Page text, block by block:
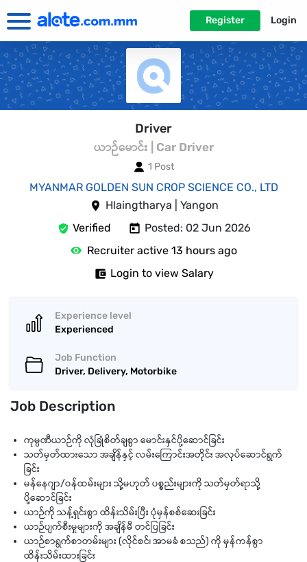
Register Login
Driver
ယာဉ်မောင်း | Car Driver
1 Post
MYANMAR GOLDEN SUN CROP SCIENCE CO., LTD
Hlaingtharya | Yangon
Verified
Posted: 02 Jun 2026
Recruiter active 13 hours ago
Login to view Salary
Experience level
Experienced
Job Function
Driver, Delivery, Motorbike
Job Description
ကုမ္ပဏီယာဉ်ကို လုံခြုံစိတ်ချစွာ မောင်းနှင်ပို့ဆောင်ခြင်း
သတ်မှတ်ထားသော အချိန်နှင့် လမ်းကြောင်းအတိုင်း အလုပ်ဆောင်ရွက်
ခြင်း
မန်နေဂျာ/ဝန်ထမ်းများ သို့မဟုတ် ပစ္စည်းများကို သတ်မှတ်ရာသို့
ပို့ဆောင်ခြင်း
ယာဉ်ကို သန့်ရှင်းစွာ ထိန်းသိမ်းပြီး ပုံမှန်စစ်ဆေးခြင်း
ယာဉ်ပျက်စီးမှုများကို အချိန်မီ တင်ပြခြင်း
ယာဉ်စာရွက်စာတမ်းများ (လိုင်စင်၊ အာမခံ စသည်) ကို မှန်ကန်စွာ
ထိန်းသိမ်းထားခြင်း